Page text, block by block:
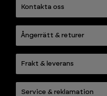
Kontakta oss
Ångerrätt & returer
Frakt & leverans
Service & reklamation